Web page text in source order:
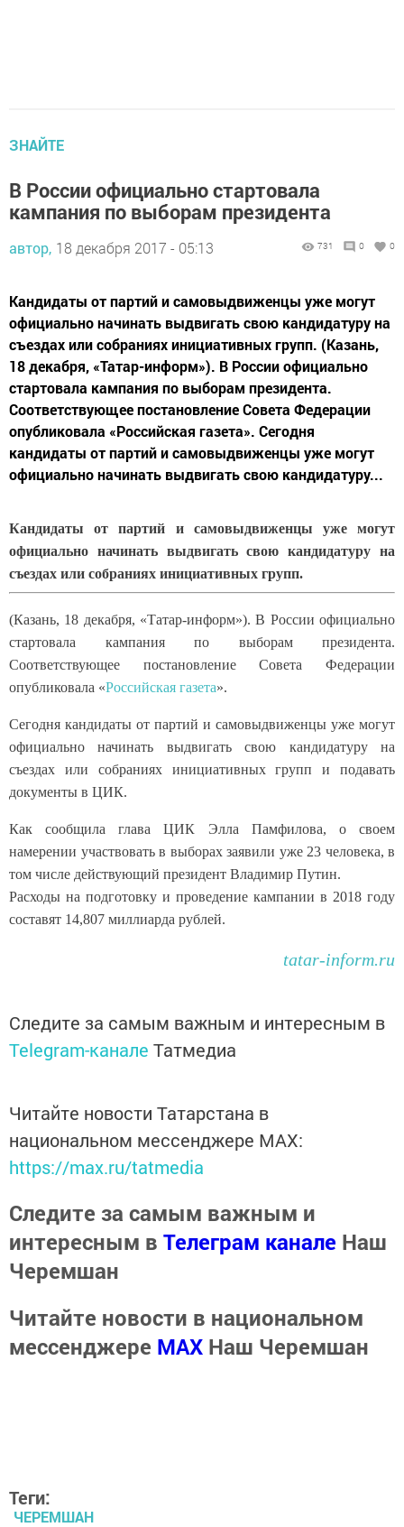
ЗНАЙТЕ
В России официально стартовала
кампания по выборам президента
автор, 18 декабря 2017 - 05:13 731 0 0
Кандидаты от партий и самовыдвиженцы уже могут
официально начинать выдвигать свою кандидатуру на
съездах или собраниях инициативных групп. (Казань,
18 декабря, «Татар-информ»). В России официально
стартовала кампания по выборам президента.
Соответствующее постановление Совета Федерации
опубликовала «Российская газета». Сегодня
кандидаты от партий и самовыдвиженцы уже могут
официально начинать выдвигать свою кандидатуру...
Кандидаты от партий и самовыдвиженцы уже могут
официально начинать выдвигать свою кандидатуру на
съездах или собраниях инициативных групп.
(Казань, 18 декабря, «Татар-информ»). В России официально
стартовала кампания по выборам президента.
Соответствующее постановление Совета Федерации
опубликовала «Российская газета».
Сегодня кандидаты от партий и самовыдвиженцы уже могут
официально начинать выдвигать свою кандидатуру на
съездах или собраниях инициативных групп и подавать
документы в ЦИК.
Как сообщила глава ЦИК Элла Памфилова, о своем
намерении участвовать в выборах заявили уже 23 человека, в
том числе действующий президент Владимир Путин.
Расходы на подготовку и проведение кампании в 2018 году
составят 14,807 миллиарда рублей.
tatar-inform.ru
Следите за самым важным и интересным в
Telegram-канале Татмедиа
Читайте новости Татарстана в
национальном мессенджере MАХ:
https://max.ru/tatmedia
Следите за самым важным и
интересным в Телеграм канале Наш
Черемшан
Читайте новости в национальном
мессенджере MАХ Наш Черемшан
Теги:
ЧЕРЕМШАН